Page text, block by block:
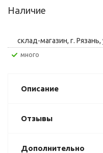
Наличие
склад-магазин, г. Рязань,
Много
Описание
Отзывы
Дополнительно